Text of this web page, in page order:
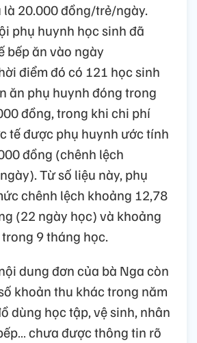
20.000 đồng/trẻ/ngày.
phụ huynh học sinh đã
bếp ăn vào ngày
điểm đó có 121 học sinh
ăn phụ huynh đóng trong
đồng, trong khi chi phí
tế được phụ huynh ước tính
đồng (chênh lệch
Từ số liệu này, phụ
chênh lệch khoảng 12,78
(22 ngày học) và khoảng
9 tháng học.
dung đơn của bà Nga còn
khoản thu khác trong năm
dùng học tập, vệ sinh, nhân
chưa được thông tin rõ